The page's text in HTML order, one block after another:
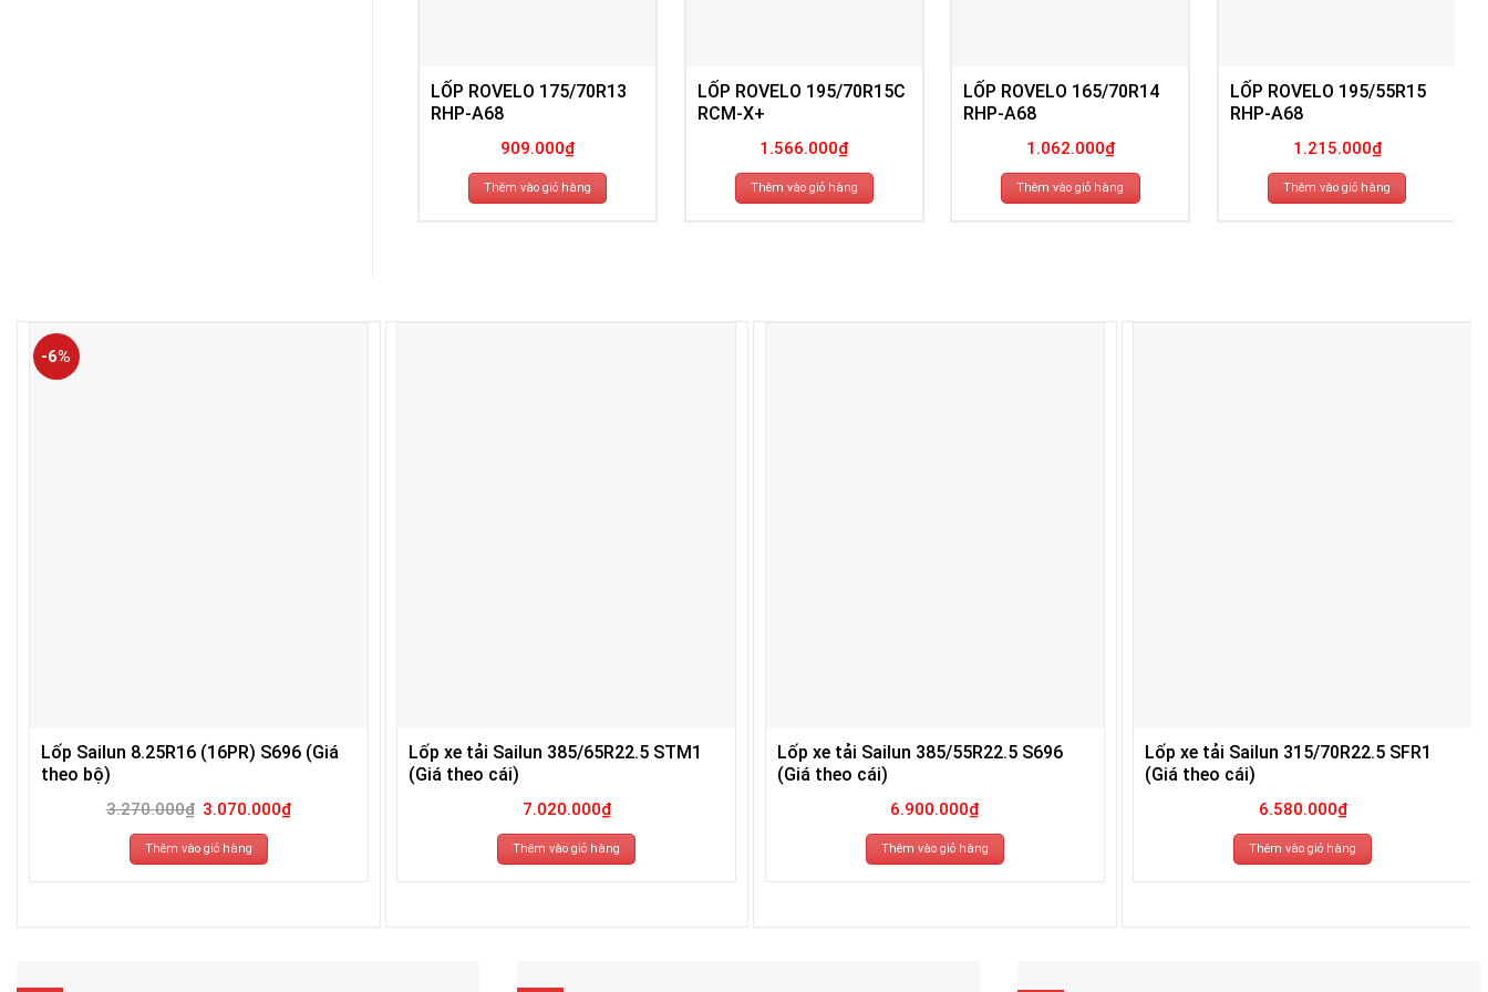
LỐP ROVELO 175/70R13
RHP-A68
909.000₫
Thêm vào giỏ hàng
LỐP ROVELO 195/70R15C
RCM-X+
1.566.000₫
Thêm vào giỏ hàng
LỐP ROVELO 165/70R14
RHP-A68
1.062.000₫
Thêm vào giỏ hàng
LỐP ROVELO 195/55R15
RHP-A68
1.215.000₫
Thêm vào giỏ hàng
-6%
Lốp Sailun 8.25R16 (16PR) S696 (Giá
theo bộ)
3.270.000₫ Giá
gốc
là:
3.270.000₫.
3.070.000₫Giá
Thêm vào giỏ hàng
Lốp xe tải Sailun 385/65R22.5 STM1
(Giá theo cái)
7.020.000₫
Thêm vào giỏ hàng
Lốp xe tải Sailun 385/55R22.5 S696
(Giá theo cái)
6.900.000₫
Thêm vào giỏ hàng
Lốp xe tải Sailun 315/70R22.5 SFR1
(Giá theo cái)
6.580.000₫
Thêm vào giỏ hàng